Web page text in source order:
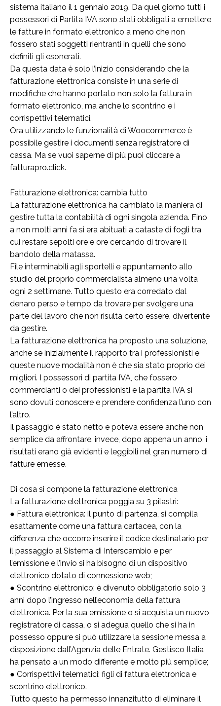
sistema italiano il 1 gennaio 2019. Da quel giorno tutti i
possessori di Partita IVA sono stati obbligati a emettere
le fatture in formato elettronico a meno che non
fossero stati soggetti rientranti in quelli che sono
definiti gli esonerati.
Da questa data è solo l’inizio considerando che la
fatturazione elettronica consiste in una serie di
modifiche che hanno portato non solo la fattura in
formato elettronico, ma anche lo scontrino e i
corrispettivi telematici.
Ora utilizzando le funzionalità di Woocommerce è
possibile gestire i documenti senza registratore di
cassa. Ma se vuoi saperne di più puoi cliccare a
fatturapro.click.
Fatturazione elettronica: cambia tutto
La fatturazione elettronica ha cambiato la maniera di
gestire tutta la contabilità di ogni singola azienda. Fino
a non molti anni fa si era abituati a cataste di fogli tra
cui restare sepolti ore e ore cercando di trovare il
bandolo della matassa.
File interminabili agli sportelli e appuntamento allo
studio del proprio commercialista almeno una volta
ogni 2 settimane. Tutto questo era corredato dal
denaro perso e tempo da trovare per svolgere una
parte del lavoro che non risulta certo essere, divertente
da gestire.
La fatturazione elettronica ha proposto una soluzione,
anche se inizialmente il rapporto tra i professionisti e
queste nuove modalità non è che sia stato proprio dei
migliori. I possessori di partita IVA, che fossero
commercianti o dei professionisti e la partita IVA si
sono dovuti conoscere e prendere confidenza l’uno con
l’altro.
Il passaggio è stato netto e poteva essere anche non
semplice da affrontare, invece, dopo appena un anno, i
risultati erano già evidenti e leggibili nel gran numero di
fatture emesse.
Di cosa si compone la fatturazione elettronica
La fatturazione elettronica poggia su 3 pilastri:
● Fattura elettronica: il punto di partenza, si compila
esattamente come una fattura cartacea, con la
differenza che occorre inserire il codice destinatario per
il passaggio al Sistema di Interscambio e per
l’emissione e l’invio si ha bisogno di un dispositivo
elettronico dotato di connessione web;
● Scontrino elettronico: è divenuto obbligatorio solo 3
anni dopo l’ingresso nell’economia della fattura
elettronica. Per la sua emissione o si acquista un nuovo
registratore di cassa, o si adegua quello che si ha in
possesso oppure si può utilizzare la sessione messa a
disposizione dall’Agenzia delle Entrate. Gestisco Italia
ha pensato a un modo differente e molto più semplice;
● Corrispettivi telematici: figli di fattura elettronica e
scontrino elettronico.
Tutto questo ha permesso innanzitutto di eliminare il